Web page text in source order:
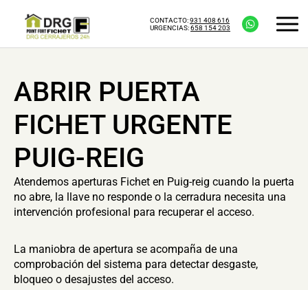
CONTACTO:931 408 616
URGENCIAS:658 154 203
ABRIR PUERTA
FICHET URGENTE
PUIG-REIG
Atendemos aperturas Fichet en Puig-reig cuando la puerta
no abre, la llave no responde o la cerradura necesita una
intervención profesional para recuperar el acceso.
La maniobra de apertura se acompaña de una
comprobación del sistema para detectar desgaste,
bloqueo o desajustes del acceso.